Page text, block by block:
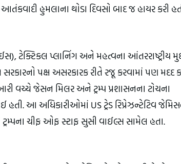
હુમલાના થોડા દિવસો બાદ જ હાયર કરી
ટેક્ટિકલ પ્લાનિંગ અને મહત્વના આંતરરાષ્ટ્રીય
પક્ષ અસરકારક રીતે રજૂ કરવામાં પણ મદદ
વચ્ચે જેસન મિલર અને ટ્રમ્પ પ્રશાસનના ટોચના
આ અધિકારીઓમાં US ટ્રેડ રિપ્રેઝન્ટેટિવ
ટ્રમ્પના ચીફ ઓફ સ્ટાફ સુસી વાઈલ્સ સામેલ હતા.